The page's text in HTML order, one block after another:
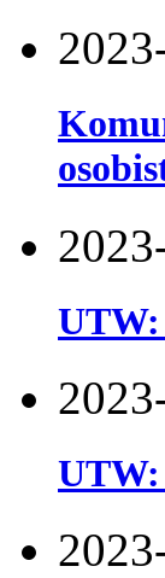
UTW:
UTW: